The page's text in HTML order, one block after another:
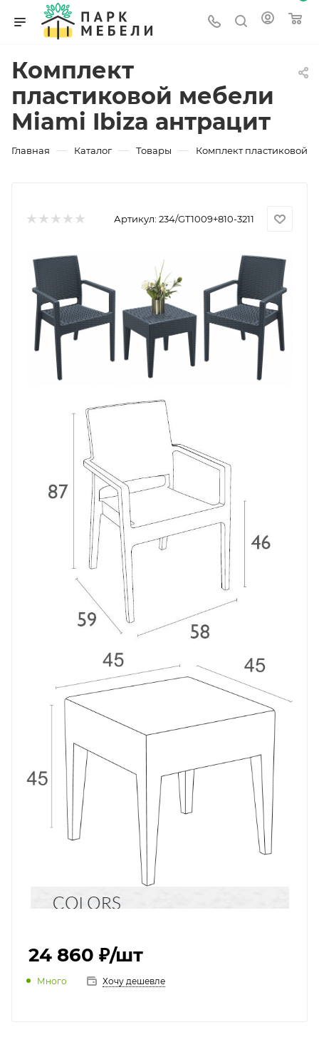
Комплект
пластиковой мебели
Miami Ibiza антрацит
Главная — Каталог — Товары — Комплект пластиковой
Артикул: 234/GT1009+810-3211
24 860 ₽/шт
Много Хочу дешевле